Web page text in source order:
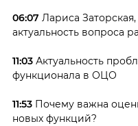
06:07 Лариса
актуальность вопроса
11:03Актуальность
функционала в ОЦО
11:53Почему важна
новых функций?